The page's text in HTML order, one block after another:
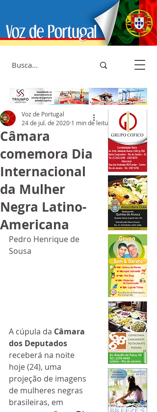
Câmara
comemora Dia
Internacional
da Mulher
Negra Latino-
Americana
Voz de Portugal
24 de jul. de 2020 1 min de leitura
Pedro Henrique de
Sousa
A cúpula da Câmara
dos Deputados
receberá na noite
hoje (24), uma
projeção de imagens
de mulheres negras
brasileiras, em